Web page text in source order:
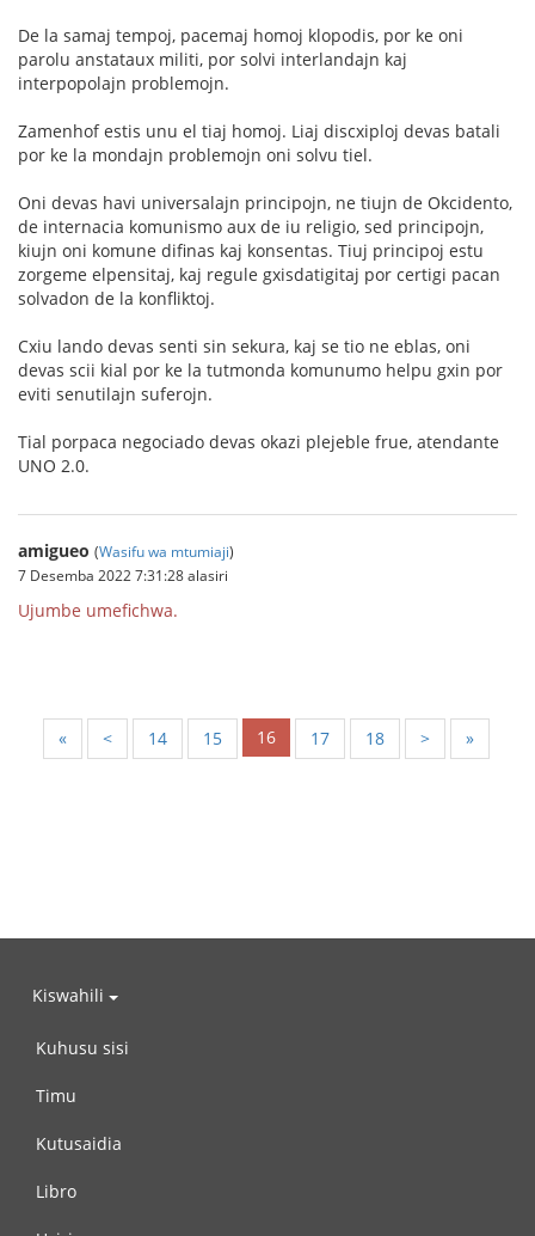
De la samaj tempoj, pacemaj homoj klopodis, por ke oni
parolu anstataux militi, por solvi interlandajn kaj
interpopolajn problemojn.
Zamenhof estis unu el tiaj homoj. Liaj discxiploj devas batali
por ke la mondajn problemojn oni solvu tiel.
Oni devas havi universalajn principojn, ne tiujn de Okcidento,
de internacia komunismo aux de iu religio, sed principojn,
kiujn oni komune difinas kaj konsentas. Tiuj principoj estu
zorgeme elpensitaj, kaj regule gxisdatigitaj por certigi pacan
solvadon de la konfliktoj.
Cxiu lando devas senti sin sekura, kaj se tio ne eblas, oni
devas scii kial por ke la tutmonda komunumo helpu gxin por
eviti senutilajn suferojn.
Tial porpaca negociado devas okazi plejeble frue, atendante
UNO 2.0.
amigueo (Wasifu wa mtumiaji)
7 Desemba 2022 7:31:28 alasiri
Ujumbe umefichwa.
« < 14 15 16 17 18 > »
Kiswahili
Kuhusu sisi
Timu
Kutusaidia
Libro